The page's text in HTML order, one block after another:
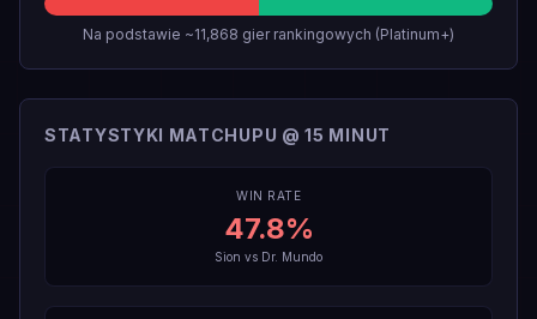
Na podstawie ~11,868 gier rankingowych (Platinum+)
STATYSTYKI MATCHUPU @ 15 MINUT
WIN RATE
47.8%
Sion vs Dr. Mundo